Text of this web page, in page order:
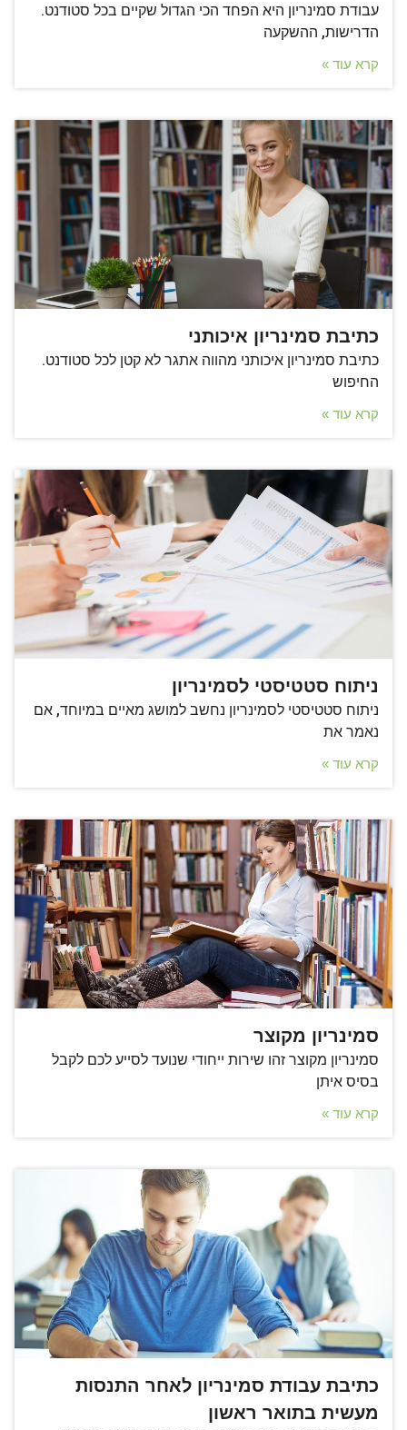
עבודת סמינריון היא הפחד הכי הגדול שקיים בכל סטודנט.
הדרישות, ההשקעה
קרא עוד »
כתיבת סמינריון איכותני
כתיבת סמינריון איכותני מהווה אתגר לא קטן לכל סטודנט.
החיפוש
קרא עוד »
ניתוח סטטיסטי לסמינריון
ניתוח סטטיסטי לסמינריון נחשב למושג מאיים במיוחד, אם
נאמר את
קרא עוד »
סמינריון מקוצר
סמינריון מקוצר זהו שירות ייחודי שנועד לסייע לכם לקבל
בסיס איתן
קרא עוד »
כתיבת עבודת סמינריון לאחר התנסות
מעשית בתואר ראשון